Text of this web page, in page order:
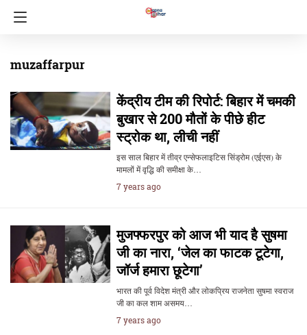
muzaffarpur
केंद्रीय टीम की रिपोर्ट: बिहार में चमकी
बुखार से 200 मौतों के पीछे हीट
स्ट्रोक था, लीची नहीं
इस साल बिहार में तीव्र एन्सेफलाइटिस सिंड्रोम (एईएस) के
मामलों में वृद्धि की समीक्षा के…
7 years ago
मुजफ्फरपुर को आज भी याद है सुषमा
जी का नारा, ‘जेल का फाटक टूटेगा,
जॉर्ज हमारा छूटेगा’
भारत की पूर्व विदेश मंत्री और लोकप्रिय राजनेता सुषमा स्वराज
जी का कल शाम असमय…
7 years ago